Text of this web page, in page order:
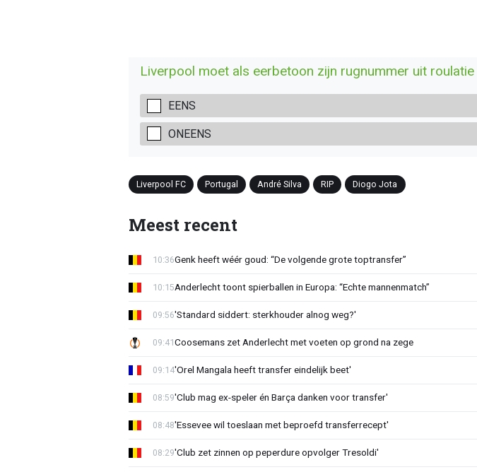
Liverpool moet als eerbetoon zijn rugnummer uit roulatie
EENS
ONEENS
Liverpool FC Portugal André Silva RIP Diogo Jota
Meest recent
Genk heeft wéér goud: “De volgende grote toptransfer”
10:36
Anderlecht toont spierballen in Europa: “Echte mannenmatch”
10:15
'Standard siddert: sterkhouder alnog weg?'
09:56
Coosemans zet Anderlecht met voeten op grond na zege
09:41
'Orel Mangala heeft transfer eindelijk beet'
09:14
'Club mag ex-speler én Barça danken voor transfer'
08:59
'Essevee wil toeslaan met beproefd transferrecept'
08:48
'Club zet zinnen op peperdure opvolger Tresoldi'
08:29